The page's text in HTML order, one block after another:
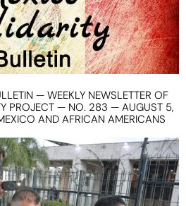
— WEEKLY NEWSLETTER OF
PROJECT — NO. 283 — AUGUST 5,
AND AFRICAN AMERICANS